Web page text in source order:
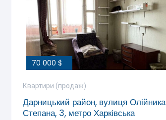
70 000 $
Квартири (продаж)
Дарницький район, вулиця Олійника
Степана, 3, метро Харківська